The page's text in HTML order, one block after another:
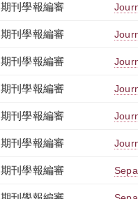
期刊學報編審
期刊學報編審
期刊學報編審
期刊學報編審
期刊學報編審
期刊學報編審
期刊學報編審